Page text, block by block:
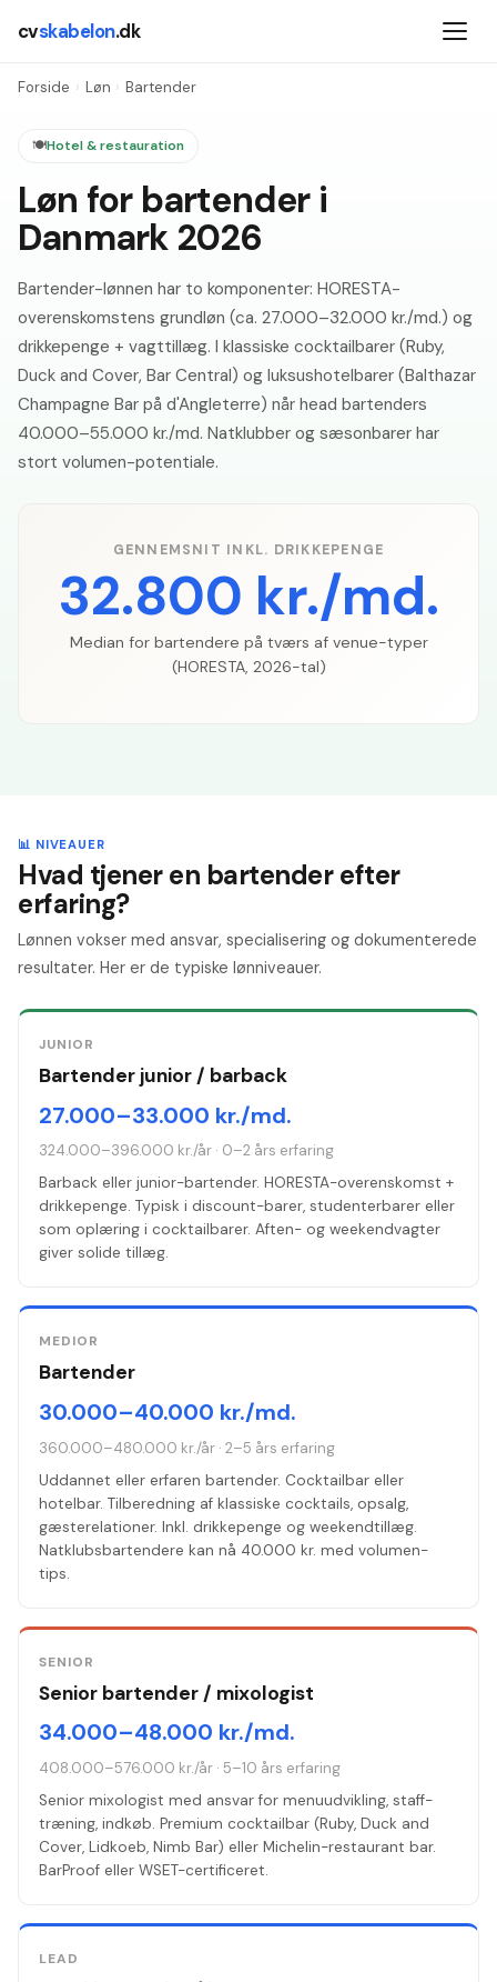
cvskabelon.dk
Forside › Løn › Bartender
🍽️Hotel & restauration
Løn for bartender i
Danmark 2026
Bartender-lønnen har to komponenter: HORESTA-
overenskomstens grundløn (ca. 27.000–32.000 kr./md.) og
drikkepenge + vagttillæg. I klassiske cocktailbarer (Ruby,
Duck and Cover, Bar Central) og luksushotelbarer (Balthazar
Champagne Bar på d'Angleterre) når head bartenders
40.000–55.000 kr./md. Natklubber og sæsonbarer har
stort volumen-potentiale.
GENNEMSNIT INKL. DRIKKEPENGE
32.800 kr./md.
Median for bartendere på tværs af venue-typer
(HORESTA, 2026-tal)
📊 NIVEAUER
Hvad tjener en bartender efter
erfaring?
Lønnen vokser med ansvar, specialisering og dokumenterede
resultater. Her er de typiske lønniveauer.
JUNIOR
Bartender junior / barback
27.000–33.000 kr./md.
324.000–396.000 kr./år · 0–2 års erfaring
Barback eller junior-bartender. HORESTA-overenskomst +
drikkepenge. Typisk i discount-barer, studenterbarer eller
som oplæring i cocktailbarer. Aften- og weekendvagter
giver solide tillæg.
MEDIOR
Bartender
30.000–40.000 kr./md.
360.000–480.000 kr./år ·2–5 års erfaring
Uddannet eller erfaren bartender. Cocktailbar eller
hotelbar. Tilberedning af klassiske cocktails, opsalg,
gæsterelationer. Inkl. drikkepenge og weekendtillæg.
Natklubsbartendere kan nå 40.000 kr. med volumen-
tips.
SENIOR
Senior bartender / mixologist
34.000–48.000 kr./md.
408.000–576.000 kr./år ·5–10 års erfaring
Senior mixologist med ansvar for menuudvikling, staff-
træning, indkøb. Premium cocktailbar (Ruby, Duck and
Cover, Lidkoeb, Nimb Bar) eller Michelin-restaurant bar.
BarProof eller WSET-certificeret.
LEAD